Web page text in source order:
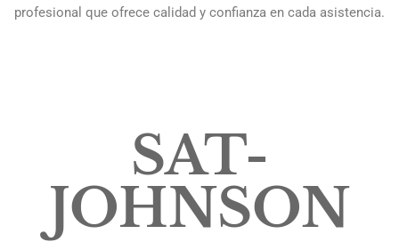
profesional que ofrece calidad y confianza en cada asistencia.
SAT-
JOHNSON